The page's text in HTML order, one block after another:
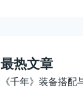
最热文章
《千年》装备搭